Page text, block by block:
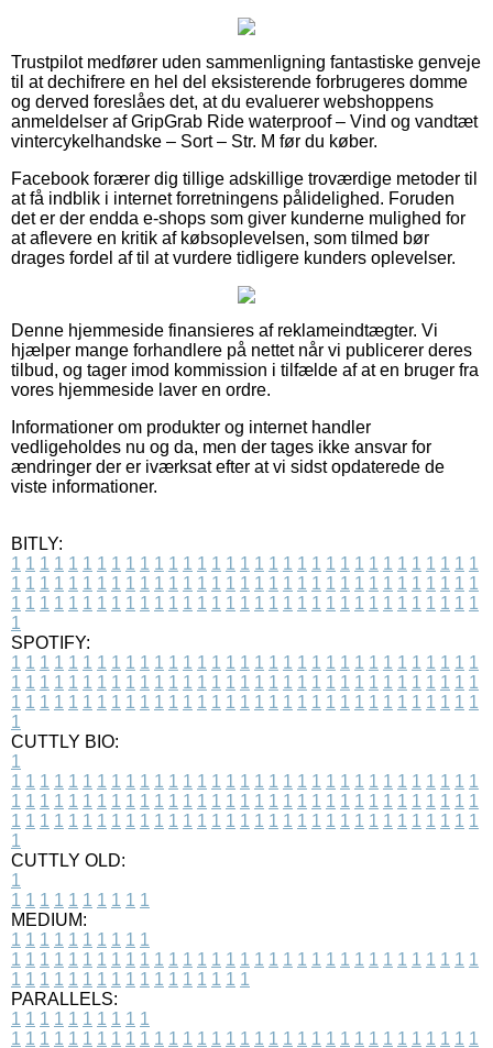
Trustpilot medfører uden sammenligning fantastiske genveje
til at dechifrere en hel del eksisterende forbrugeres domme
og derved foreslåes det, at du evaluerer webshoppens
anmeldelser af GripGrab Ride waterproof – Vind og vandtæt
vintercykelhandske – Sort – Str. M før du køber.
Facebook forærer dig tillige adskillige troværdige metoder til
at få indblik i internet forretningens pålidelighed. Foruden
det er der endda e-shops som giver kunderne mulighed for
at aflevere en kritik af købsoplevelsen, som tilmed bør
drages fordel af til at vurdere tidligere kunders oplevelser.
Denne hjemmeside finansieres af reklameindtægter. Vi
hjælper mange forhandlere på nettet når vi publicerer deres
tilbud, og tager imod kommission i tilfælde af at en bruger fra
vores hjemmeside laver en ordre.
Informationer om produkter og internet handler
vedligeholdes nu og da, men der tages ikke ansvar for
ændringer der er iværksat efter at vi sidst opdaterede de
viste informationer.
BITLY:
1 1 1 1 1 1 1 1 1 1 1 1 1 1 1 1 1 1 1 1 1 1 1 1 1 1 1 1 1 1 1 1 1
1 1 1 1 1 1 1 1 1 1 1 1 1 1 1 1 1 1 1 1 1 1 1 1 1 1 1 1 1 1 1 1 1
1 1 1 1 1 1 1 1 1 1 1 1 1 1 1 1 1 1 1 1 1 1 1 1 1 1 1 1 1 1 1 1 1
1
SPOTIFY:
1 1 1 1 1 1 1 1 1 1 1 1 1 1 1 1 1 1 1 1 1 1 1 1 1 1 1 1 1 1 1 1 1
1 1 1 1 1 1 1 1 1 1 1 1 1 1 1 1 1 1 1 1 1 1 1 1 1 1 1 1 1 1 1 1 1
1 1 1 1 1 1 1 1 1 1 1 1 1 1 1 1 1 1 1 1 1 1 1 1 1 1 1 1 1 1 1 1 1
1
CUTTLY BIO:
1
1 1 1 1 1 1 1 1 1 1 1 1 1 1 1 1 1 1 1 1 1 1 1 1 1 1 1 1 1 1 1 1 1
1 1 1 1 1 1 1 1 1 1 1 1 1 1 1 1 1 1 1 1 1 1 1 1 1 1 1 1 1 1 1 1 1
1 1 1 1 1 1 1 1 1 1 1 1 1 1 1 1 1 1 1 1 1 1 1 1 1 1 1 1 1 1 1 1 1
1
CUTTLY OLD:
1
1 1 1 1 1 1 1 1 1 1
MEDIUM:
1 1 1 1 1 1 1 1 1 1
1 1 1 1 1 1 1 1 1 1 1 1 1 1 1 1 1 1 1 1 1 1 1 1 1 1 1 1 1 1 1 1 1
1 1 1 1 1 1 1 1 1 1 1 1 1 1 1 1 1
PARALLELS:
1 1 1 1 1 1 1 1 1 1
1 1 1 1 1 1 1 1 1 1 1 1 1 1 1 1 1 1 1 1 1 1 1 1 1 1 1 1 1 1 1 1 1